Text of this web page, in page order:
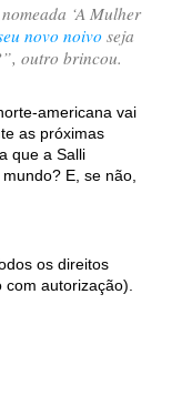
‘A Mulher
novo noivo seja
”, outro brincou.
americana vai
as próximas
que a Salli
E, se não,
os direitos
com autorização).